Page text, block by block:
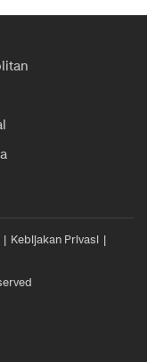
Kebijakan Privasi